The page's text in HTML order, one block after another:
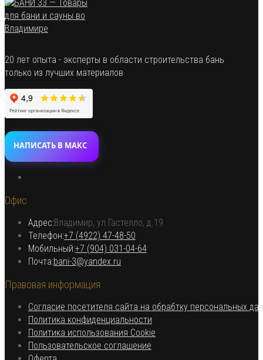
20 лет опыта - эксперты в области строительства бань
только из лучших материалов
НАПИСАТЬ В МАКС
Офис
Адрес:Владимир, ул.Гастелло, д.19
Телефон:+7 (4922) 47-48-50
Мобильный:+7 (904) 031-04-64Откроется
Почта:bani-3@yandex.ru
приложении
Правовая информация
Согласие посетителя сайта на обрабтку персональных
Политика конфиденциальности
в
Политика использования Cookie
Пользовательское соглашение